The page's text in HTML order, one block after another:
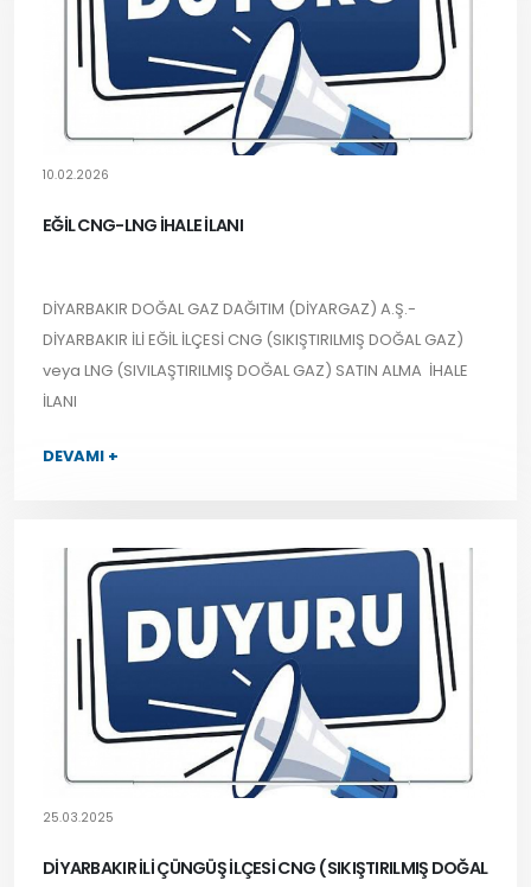
10.02.2026
EĞİL CNG-LNG İHALE İLANI
DİYARBAKIR DOĞAL GAZ DAĞITIM (DİYARGAZ) A.Ş.-
DİYARBAKIR İLİ EĞİL İLÇESİ CNG (SIKIŞTIRILMIŞ DOĞAL GAZ)
veya LNG (SIVILAŞTIRILMIŞ DOĞAL GAZ) SATIN ALMA İHALE
İLANI
DEVAMI +
25.03.2025
DİYARBAKIR İLİ ÇÜNGÜŞ İLÇESİ CNG (SIKIŞTIRILMIŞ DOĞAL